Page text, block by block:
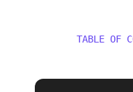
TABLE OF